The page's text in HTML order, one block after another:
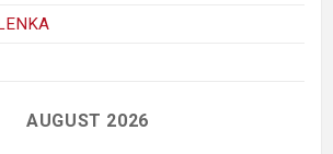
Maggie Simpson 1
porky-hrackyshop
AUGUST 2026